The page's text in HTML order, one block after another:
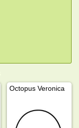
Octopus Veronica